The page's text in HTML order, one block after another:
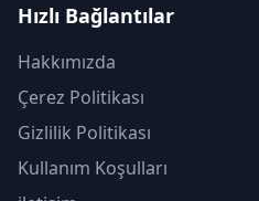
Hızlı Bağlantılar
Hakkımızda
Çerez Politikası
Gizlilik Politikası
Kullanım Koşulları